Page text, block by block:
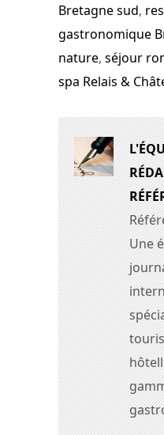
Bretagne sud,
gastronomique
nature, séjour
spa Relais &
Une